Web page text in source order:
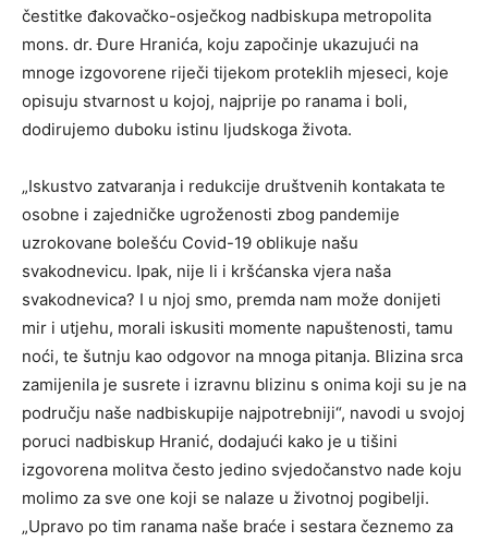
čestitke đakovačko-osječkog nadbiskupa metropolita
mons. dr. Đure Hranića, koju započinje ukazujući na
mnoge izgovorene riječi tijekom proteklih mjeseci, koje
opisuju stvarnost u kojoj, najprije po ranama i boli,
dodirujemo duboku istinu ljudskoga života.
„Iskustvo zatvaranja i redukcije društvenih kontakata te
osobne i zajedničke ugroženosti zbog pandemije
uzrokovane bolešću Covid-19 oblikuje našu
svakodnevicu. Ipak, nije li i kršćanska vjera naša
svakodnevica? I u njoj smo, premda nam može donijeti
mir i utjehu, morali iskusiti momente napuštenosti, tamu
noći, te šutnju kao odgovor na mnoga pitanja. Blizina srca
zamijenila je susrete i izravnu blizinu s onima koji su je na
području naše nadbiskupije najpotrebniji“, navodi u svojoj
poruci nadbiskup Hranić, dodajući kako je u tišini
izgovorena molitva često jedino svjedočanstvo nade koju
molimo za sve one koji se nalaze u životnoj pogibelji.
„Upravo po tim ranama naše braće i sestara čeznemo za